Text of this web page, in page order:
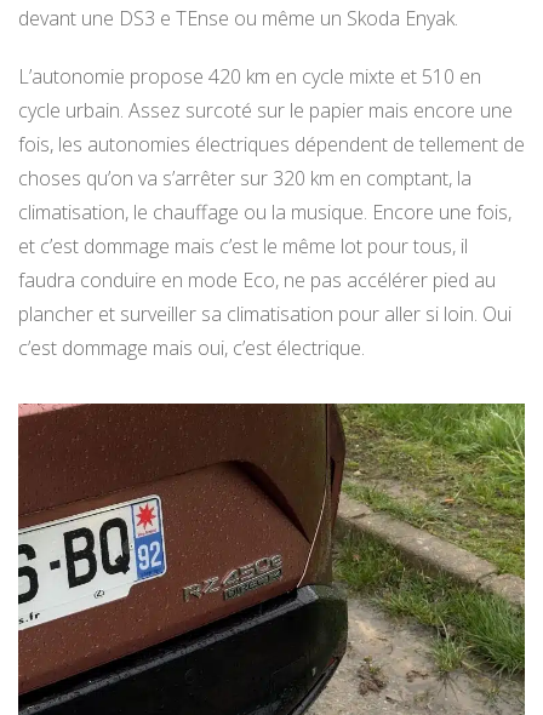
devant une DS3 e TEnse ou même un Skoda Enyak.
L’autonomie propose 420 km en cycle mixte et 510 en
cycle urbain. Assez surcoté sur le papier mais encore une
fois, les autonomies électriques dépendent de tellement de
choses qu’on va s’arrêter sur 320 km en comptant, la
climatisation, le chauffage ou la musique. Encore une fois,
et c’est dommage mais c’est le même lot pour tous, il
faudra conduire en mode Eco, ne pas accélérer pied au
plancher et surveiller sa climatisation pour aller si loin. Oui
c’est dommage mais oui, c’est électrique.